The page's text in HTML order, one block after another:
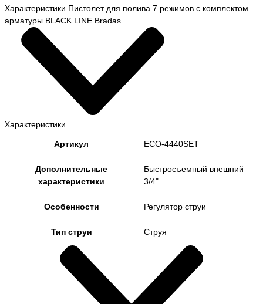
Характеристики Пистолет для полива 7 режимов с комплектом
арматуры BLACK LINE Bradas
Характеристики
Артикул ECO-4440SET
Дополнительные
характеристики
Быстросъемный внешний
3/4"
Особенности Регулятор струи
Тип струи Струя